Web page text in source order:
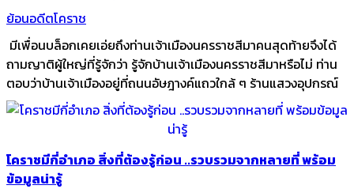
ย้อนอดีตโคราช
มีเพื่อนบล็อกเคยเอ่ยถึงท่านเจ้าเมืองนครราชสีมาคนสุดท้ายจึงได้
ถามญาติผู้ใหญ่ที่รู้จักว่า รู้จักบ้านเจ้าเมืองนครราชสีมาหรือไม่ ท่าน
ตอบว่าบ้านเจ้าเมืองอยู่ที่ถนนอัษฎางค์แถวใกล้ ๆ ร้านแสวงอุปกรณ์
โคราชมีกี่อำเภอ สิ่งที่ต้องรู้ก่อน ..รวบรวมจากหลายที่ พร้อม
ข้อมูลน่ารู้